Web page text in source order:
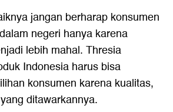
jangan berharap konsumen
negeri hanya karena
lebih mahal. Thresia
Indonesia harus bisa
konsumen karena kualitas,
ditawarkannya.